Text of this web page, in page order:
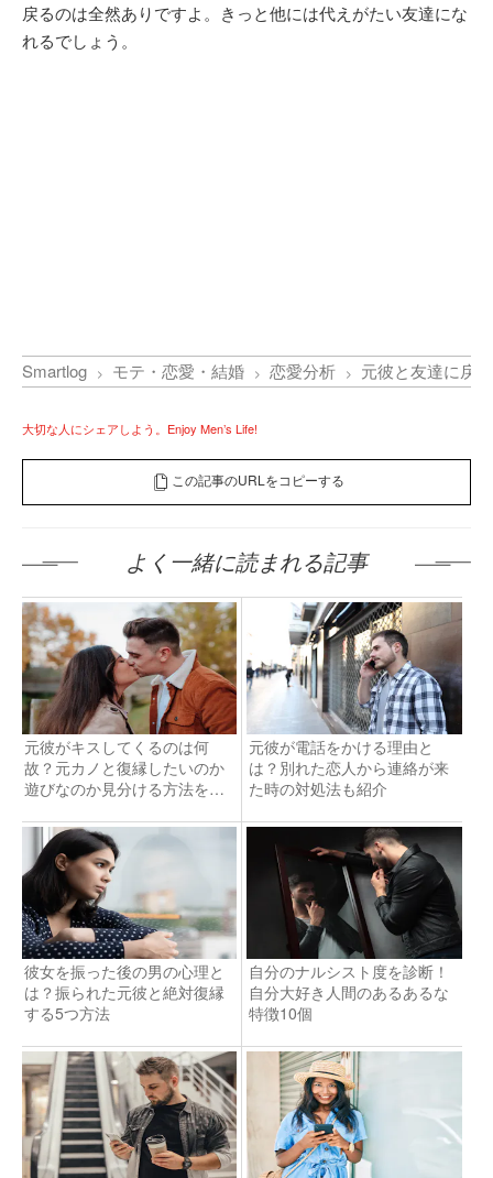
戻るのは全然ありですよ。きっと他には代えがたい友達にな
れるでしょう。
Smartlog モテ・恋愛・結婚 恋愛分析 元彼と友達に戻
大切な人にシェアしよう。Enjoy Men’s Life!
この記事のURLをコピーする
よく一緒に読まれる記事
元彼がキスしてくるのは何
故？元カノと復縁したいのか
遊びなのか見分ける方法を解
元彼が電話をかける理由と
は？別れた恋人から連絡が来
た時の対処法も紹介
彼女を振った後の男の心理と
は？振られた元彼と絶対復縁
する5つ方法
自分のナルシスト度を診断！
自分大好き人間のあるあるな
特徴10個